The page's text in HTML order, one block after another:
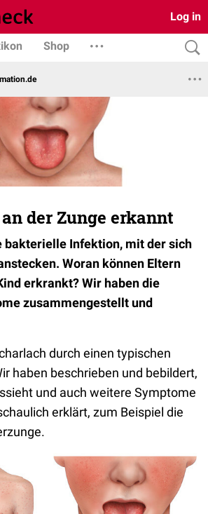
Log in
Shop
der Zunge erkannt
bakterielle Infektion, mit der sich
Woran können Eltern
erkrankt? Wir haben die
zusammengestellt und
durch einen typischen
haben beschrieben und bebildert,
und auch weitere Symptome
erklärt, zum Beispiel die